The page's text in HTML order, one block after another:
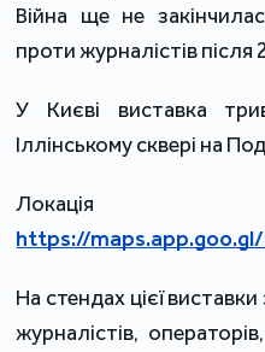
Війна ще не
проти журналістів
У Києві виставка
Іллінському сквері на
https://maps.app.goo.gl/
На стендах цієї виставки
журналістів,